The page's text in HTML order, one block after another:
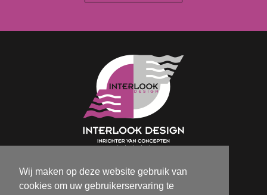
Wij maken op deze website gebruik van
cookies om uw gebruikerservaring te
Isabelle@interlookdesign.be